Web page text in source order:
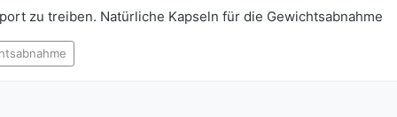
zu treiben. Natürliche Kapseln für die Gewichtsabnahme